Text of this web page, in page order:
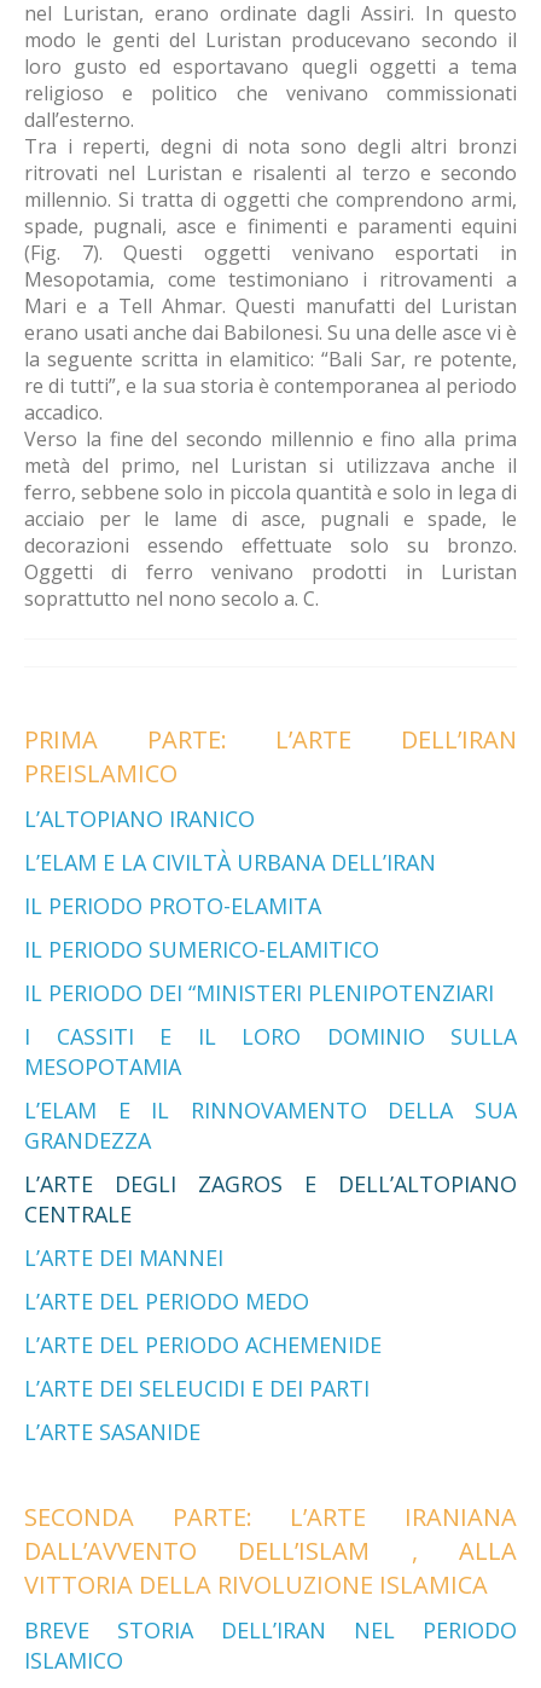
nel Luristan, erano ordinate dagli Assiri. In questo
modo le genti del Luristan producevano secondo il
loro gusto ed esportavano quegli oggetti a tema
religioso e politico che venivano commissionati
dall’esterno.
Tra i reperti, degni di nota sono degli altri bronzi
ritrovati nel Luristan e risalenti al terzo e secondo
millennio. Si tratta di oggetti che comprendono armi,
spade, pugnali, asce e finimenti e paramenti equini
(Fig. 7). Questi oggetti venivano esportati in
Mesopotamia, come testimoniano i ritrovamenti a
Mari e a Tell Ahmar. Questi manufatti del Luristan
erano usati anche dai Babilonesi. Su una delle asce vi è
la seguente scritta in elamitico: “Bali Sar, re potente,
re di tutti”, e la sua storia è contemporanea al periodo
accadico.
Verso la fine del secondo millennio e fino alla prima
metà del primo, nel Luristan si utilizzava anche il
ferro, sebbene solo in piccola quantità e solo in lega di
acciaio per le lame di asce, pugnali e spade, le
decorazioni essendo effettuate solo su bronzo.
Oggetti di ferro venivano prodotti in Luristan
soprattutto nel nono secolo a. C.
PRIMA PARTE: L’ARTE DELL’IRAN
PREISLAMICO
L’ALTOPIANO IRANICO
L’ELAM E LA CIVILTÀ URBANA DELL’IRAN
IL PERIODO PROTO-ELAMITA
IL PERIODO SUMERICO-ELAMITICO
IL PERIODO DEI “MINISTERI PLENIPOTENZIARI
I CASSITI E IL LORO DOMINIO SULLA
MESOPOTAMIA
L’ELAM E IL RINNOVAMENTO DELLA SUA
GRANDEZZA
L’ARTE DEGLI ZAGROS E DELL’ALTOPIANO
CENTRALE
L’ARTE DEI MANNEI
L’ARTE DEL PERIODO MEDO
L’ARTE DEL PERIODO ACHEMENIDE
L’ARTE DEI SELEUCIDI E DEI PARTI
L’ARTE SASANIDE
SECONDA PARTE: L’ARTE IRANIANA
DALL’AVVENTO DELL’ISLAM , ALLA
VITTORIA DELLA RIVOLUZIONE ISLAMICA
BREVE STORIA DELL’IRAN NEL PERIODO
ISLAMICO